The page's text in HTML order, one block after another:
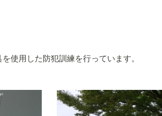
使用した防犯訓練を行っています。